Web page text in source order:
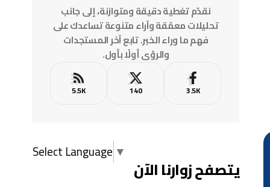
نقدّم تغطية دقيقة ومتوازنة، إلى جانب
تحليلات معمّقة وآراء متنوعة تساعدك على
فهم ما وراء الخبر. تابع آخر المستجدات
والرؤى أولًا بأول.
3.5K
140
5.5K
Select Language ▼
يتصفح زوارنا الآن